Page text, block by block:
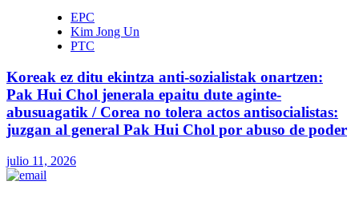
EPC
Kim Jong Un
PTC
Koreak ez ditu ekintza anti-sozialistak onartzen:
Pak Hui Chol jenerala epaitu dute aginte-
abusuagatik / Corea no tolera actos antisocialistas:
juzgan al general Pak Hui Chol por abuso de poder
julio 11, 2026